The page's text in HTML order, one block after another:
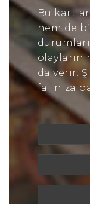
Bu
hem de
olayların
da verir.
falınıza